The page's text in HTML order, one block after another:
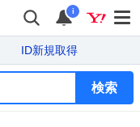
i
ID新規取得
検索